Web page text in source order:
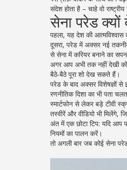
संदेश होता है – चाहे वो
सेना परेड क्यों
पहला, यह देश की आत्मविश्वास
दूसरा, परेड में अक्सर नई
से सेना में करियर बनाने का
अगर आप अभी तक नहीं देखी
बैठे‑बैठे पूरा शो देख सकते हैं।
परेड के बाद अक्सर विशेषज्ञों से
रणनीतिक दिशा का भी पता
स्मार्टफोन से लेकर बड़े टीवी
तस्वीरें और वीडियो भी मिलेंगे,
अंत में एक छोटा टिप: यदि आप
नियमों का पालन करें।
तो अगली बार जब कोई सेना